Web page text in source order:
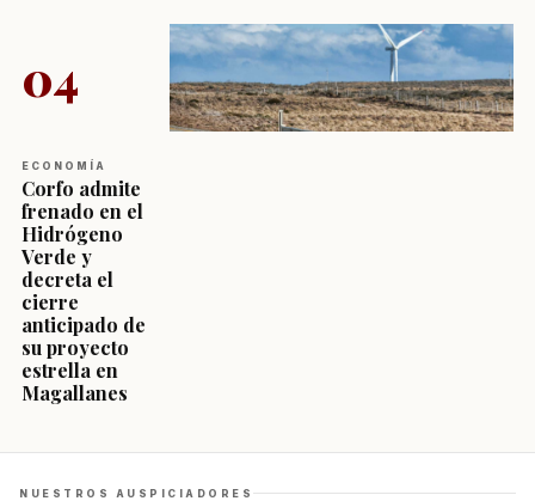
04
ECONOMÍA
Corfo admite
frenado en el
Hidrógeno
Verde y
decreta el
cierre
anticipado de
su proyecto
estrella en
Magallanes
NUESTROS AUSPICIADORES